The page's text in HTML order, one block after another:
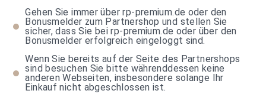
Gehen Sie immer über rp-premium.de oder den
Bonusmelder zum Partnershop und stellen Sie
sicher, dass Sie bei rp-premium.de oder über den
Bonusmelder erfolgreich eingeloggt sind.
Wenn Sie bereits auf der Seite des Partnershops
sind besuchen Sie bitte währenddessen keine
anderen Webseiten, insbesondere solange Ihr
Einkauf nicht abgeschlossen ist.